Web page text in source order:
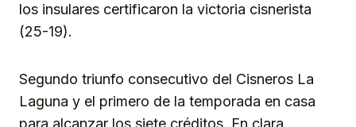
los insulares certificaron la victoria cisnerista
(25-19).
Segundo triunfo consecutivo del Cisneros La
Laguna y el primero de la temporada en casa
para alcanzar los siete créditos. En clara